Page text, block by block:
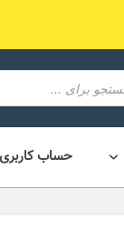
حساب کاربری